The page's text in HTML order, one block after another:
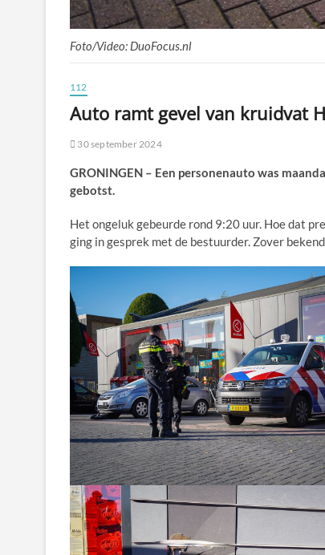
Foto/Video: DuoFocus.nl
112
Auto ramt gevel van kruidvat
30 september 2024
GRONINGEN – Een personenauto was
gebotst.
Het ongeluk gebeurde rond 9:20 uur. Hoe dat
ging in gesprek met de bestuurder. Zover